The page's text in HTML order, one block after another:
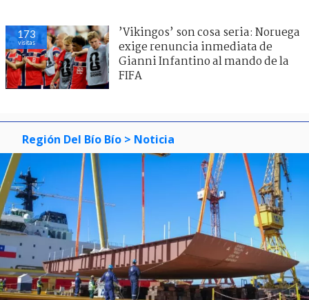
173
visitas
’Vikingos’ son cosa seria: Noruega
exige renuncia inmediata de
Gianni Infantino al mando de la
FIFA
Región Del Bío Bío > Noticia